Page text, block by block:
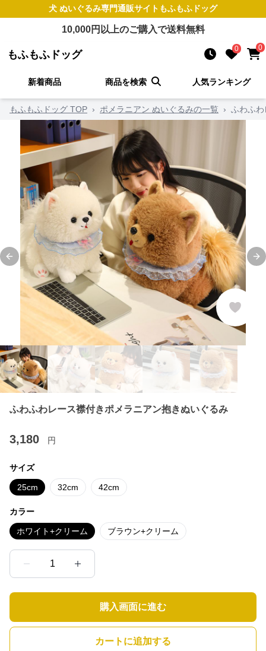
犬 ぬいぐるみ専門通販サイト もふもふドッグ
10,000円以上のご購入で送料無料
もふもふドッグ 0 0
新着商品 商品を検索 人気ランキング
もふもふドッグ TOP › ポメラニアン ぬいぐるみの一覧 › ふわふ
Previous slide
ふわふわレース襟付きポメラニアン抱きぬいぐるみ
3,180 円
サイズ
25cm 32cm 42cm
カラー
ホワイト+クリーム ブラウン+クリーム
1
購入画面に進む
カートに追加する